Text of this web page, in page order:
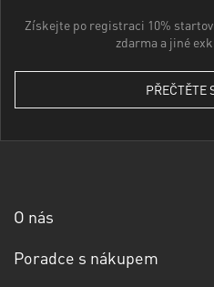
Získejte po registraci 10%
zdarma a jiné
PŘEČTĚTE
O nás
Poradce s nákupem